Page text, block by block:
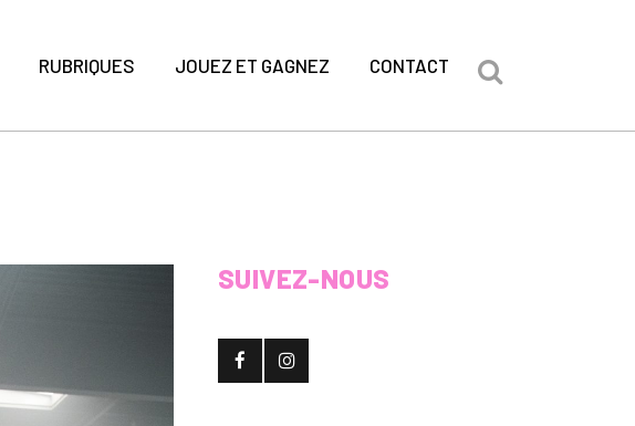
RUBRIQUES JOUEZ ET GAGNEZ CONTACT
SUIVEZ-NOUS